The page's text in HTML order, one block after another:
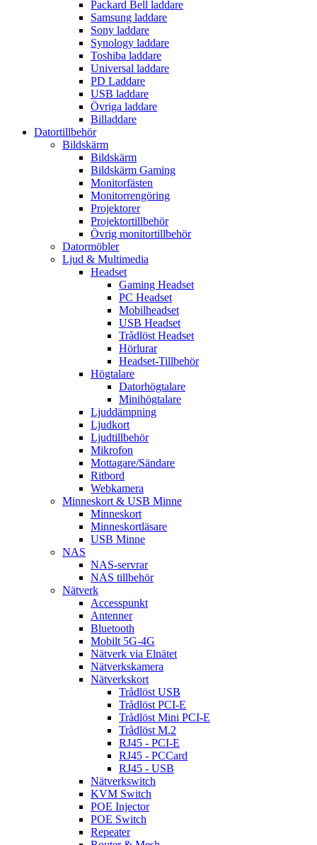
Packard Bell laddare
Samsung laddare
Sony laddare
Synology laddare
Toshiba laddare
Universal laddare
PD Laddare
USB laddare
Övriga laddare
Billaddare
Datortillbehör
Bildskärm
Bildskärm
Bildskärm Gaming
Monitorfästen
Monitorrengöring
Projektorer
Projektortillbehör
Övrig monitortillbehör
Datormöbler
Ljud & Multimedia
Headset
Gaming Headset
PC Headset
Mobilheadset
USB Headset
Trådlöst Headset
Hörlurar
Headset-Tillbehör
Högtalare
Datorhögtalare
Minihögtalare
Ljuddämpning
Ljudkort
Ljudtillbehör
Mikrofon
Mottagare/Sändare
Ritbord
Webkamera
Minneskort & USB Minne
Minneskort
Minneskortläsare
USB Minne
NAS
NAS-servrar
NAS tillbehör
Nätverk
Accesspunkt
Antenner
Bluetooth
Mobilt 5G-4G
Nätverk via Elnätet
Nätverkskamera
Nätverkskort
Trådlöst USB
Trådlöst PCI-E
Trådlöst Mini PCI-E
Trådlöst M.2
RJ45 - PCI-E
RJ45 - PCCard
RJ45 - USB
Nätverkswitch
KVM Switch
POE Injector
POE Switch
Repeater